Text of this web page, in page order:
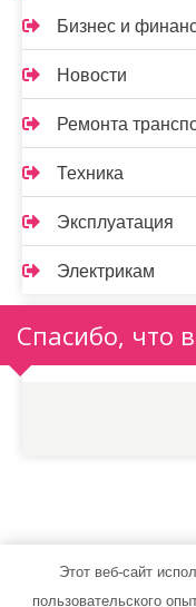
Бизнес и
Новости
Ремонта
Техника
Эксплуатация
Электрикам
Спасибо, что
1ton-
Этот веб-сайт
пользовательского